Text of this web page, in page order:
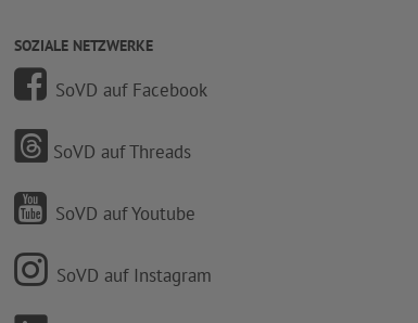
SOZIALE NETZWERKE
SoVD auf Facebook
SoVD auf Threads
SoVD auf Youtube
SoVD auf Instagram